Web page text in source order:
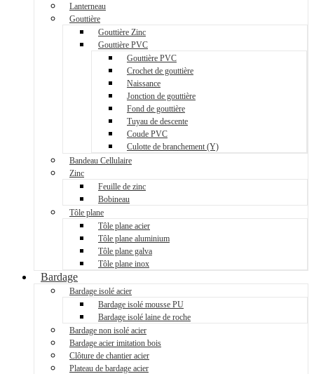
Lanterneau
Gouttière
Gouttière Zinc
Gouttière PVC
Gouttière PVC
Crochet de gouttière
Naissance
Jonction de gouttière
Fond de gouttière
Tuyau de descente
Coude PVC
Culotte de branchement (Y)
Bandeau Cellulaire
Zinc
Feuille de zinc
Bobineau
Tôle plane
Tôle plane acier
Tôle plane aluminium
Tôle plane galva
Tôle plane inox
Bardage
Bardage isolé acier
Bardage isolé mousse PU
Bardage isolé laine de roche
Bardage non isolé acier
Bardage acier imitation bois
Clôture de chantier acier
Plateau de bardage acier